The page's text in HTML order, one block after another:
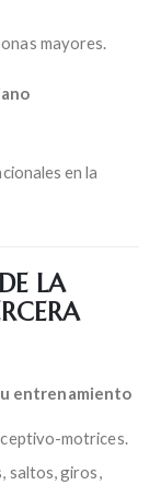
mayores.
en la
LA
entrenamiento
motrices.
saltos, giros,